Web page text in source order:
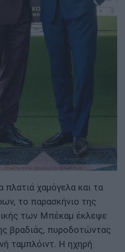
χαμόγελα και τα
το παρασκήνιο της
των Μπέκαμ έκλεψε
βραδιάς, πυροδοτώντας
ταμπλόιντ. Η ηχηρή